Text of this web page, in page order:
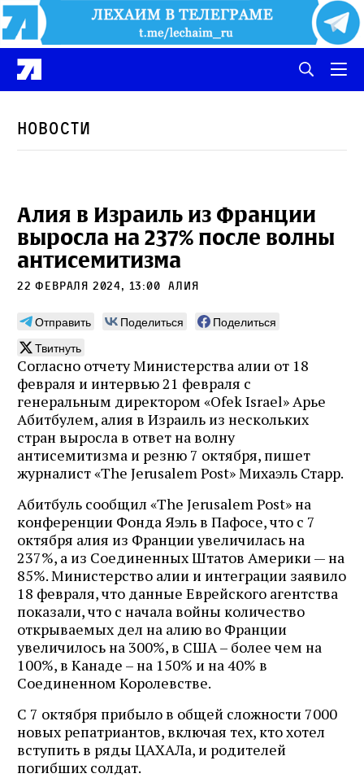
Новости
Алия в Израиль из Франции
выросла на 237% после волны
антисемитизма
22 февраля 2024, 13:00 Алия
Отправить Поделиться
Поделиться
Твитнуть
Согласно отчету Министерства алии от 18
февраля и интервью 21 февраля с
генеральным директором «Ofek Israel» Арье
Абитбулем, алия в Израиль из нескольких
стран выросла в ответ на волну
антисемитизма и резню 7 октября, пишет
журналист «The Jerusalem Post» Михаэль Старр.
Абитбуль сообщил «The Jerusalem Post» на
конференции Фонда Яэль в Пафосе, что с 7
октября алия из Франции увеличилась на
237%, а из Соединенных Штатов Америки — на
85%. Министерство алии и интеграции заявило
18 февраля, что данные Еврейского агентства
показали, что с начала войны количество
открываемых дел на алию во Франции
увеличилось на 300%, в США – более чем на
100%, в Канаде – на 150% и на 40% в
Соединенном Королевстве.
С 7 октября прибыло в общей сложности 7000
новых репатриантов, включая тех, кто хотел
вступить в ряды ЦАХАЛа, и родителей
погибших солдат.